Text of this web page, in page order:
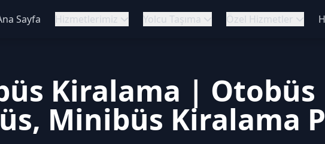
Sayfa Hizmetlerimiz Yolcu Taşıma Özel Hizmetler
Kiralama |
Minibüs Kiralama